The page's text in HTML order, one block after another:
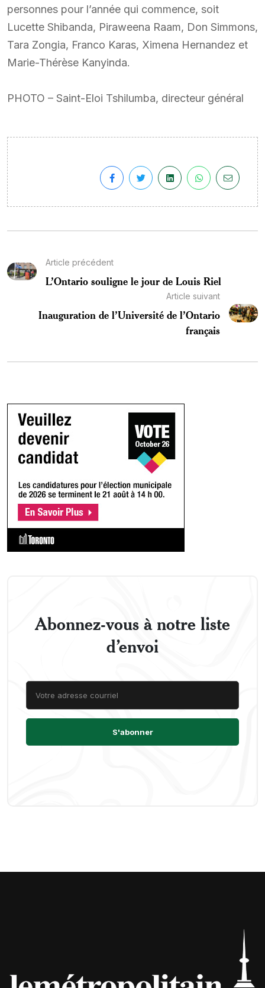
personnes pour l’année qui commence, soit
Lucette Shibanda, Piraweena Raam, Don Simmons,
Tara Zongia, Franco Karas, Ximena Hernandez et
Marie-Thérèse Kanyinda.
PHOTO – Saint-Eloi Tshilumba, directeur général
Article précédent
L’Ontario souligne le jour de Louis Riel
Article suivant
Inauguration de l’Université de l’Ontario
français
Abonnez-vous à notre liste
d’envoi